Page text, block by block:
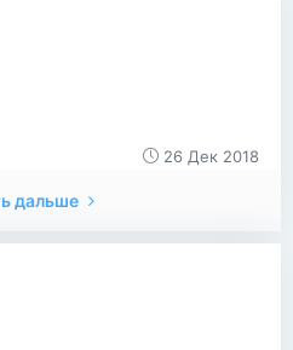
26 Дек 2018
дальше